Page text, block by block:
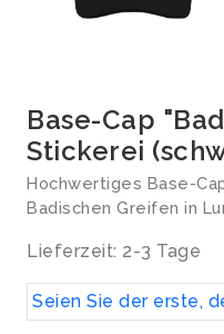
Base-Cap
Stickerei
Hochwertiges Base-
Badischen Greifen in
Lieferzeit: 2-3 Tage
Seien Sie der erste,